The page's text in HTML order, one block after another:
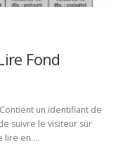
Fond
un identifiant de
suivre le visiteur sur
lire en …